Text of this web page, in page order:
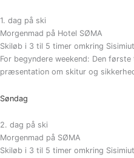
1. dag på ski
Morgenmad på Hotel SØMA
Skiløb i 3 til 5 timer omkring Sisimiut
For begyndere weekend: Den
præsentation om skitur og
Søndag
2. dag på ski
Morgenmad på SØMA
Skiløb i 3 til 5 timer omkring Sisimiut